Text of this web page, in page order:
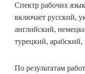
Спектр рабочих
включает русский,
английский,
турецкий,
По результатам